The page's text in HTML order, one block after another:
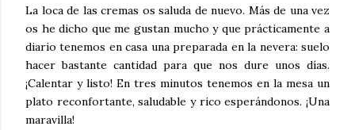
La loca de las cremas os saluda de nuevo. Más de una vez
os he dicho que me gustan mucho y que prácticamente a
diario tenemos en casa una preparada en la nevera: suelo
hacer bastante cantidad para que nos dure unos días.
¡Calentar y listo! En tres minutos tenemos en la mesa un
plato reconfortante, saludable y rico esperándonos. ¡Una
maravilla!